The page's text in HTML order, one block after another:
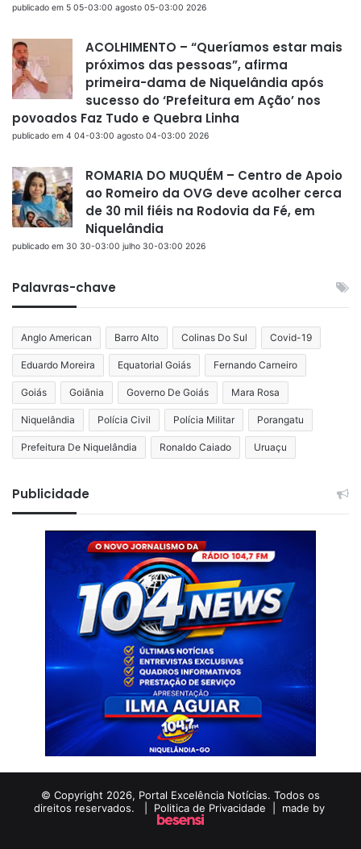
publicado em 5 05-03:00 agosto 05-03:00 2026
ACOLHIMENTO – “Queríamos estar mais
próximos das pessoas”, afirma
primeira-dama de Niquelândia após
sucesso do ‘Prefeitura em Ação’ nos
povoados Faz Tudo e Quebra Linha
publicado em 4 04-03:00 agosto 04-03:00 2026
ROMARIA DO MUQUÉM – Centro de Apoio
ao Romeiro da OVG deve acolher cerca
de 30 mil fiéis na Rodovia da Fé, em
Niquelândia
publicado em 30 30-03:00 julho 30-03:00 2026
Palavras-chave
Anglo American Barro Alto Colinas Do Sul Covid-19
Eduardo Moreira Equatorial Goiás Fernando Carneiro
Goiás Goiânia Governo De Goiás Mara Rosa
Niquelândia Polícia Civil Polícia Militar Porangatu
Prefeitura De Niquelândia Ronaldo Caiado Uruaçu
Publicidade
© Copyright 2026, Portal Excelência Notícias. Todos os
direitos reservados. | Politica de Privacidade | made by